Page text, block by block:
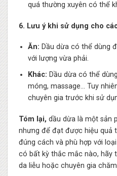
quá thường xuyên có thể
6. Lưu ý khi sử dụng cho
Ăn: Dầu dừa có thể dùng
với lượng vừa phải.
Khác: Dầu dừa có thể
móng, massage… Tuy
chuyên gia trước khi sử
Tóm lại, dầu dừa là một sản
nhưng để đạt được hiệu quả
đúng cách và phù hợp với
có bất kỳ thắc mắc nào, hãy
da liễu hoặc chuyên gia